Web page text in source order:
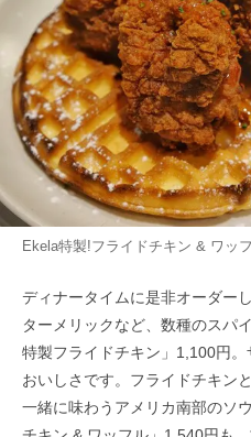
Ekela特製!フライドチキン & ワッ
ディナータイムに是非オーダー
ターメリックなど、数種のスパ
特製フライドチキン」1,100円
おいしさです。フライドチキン
一緒に味わうアメリカ南部のソ